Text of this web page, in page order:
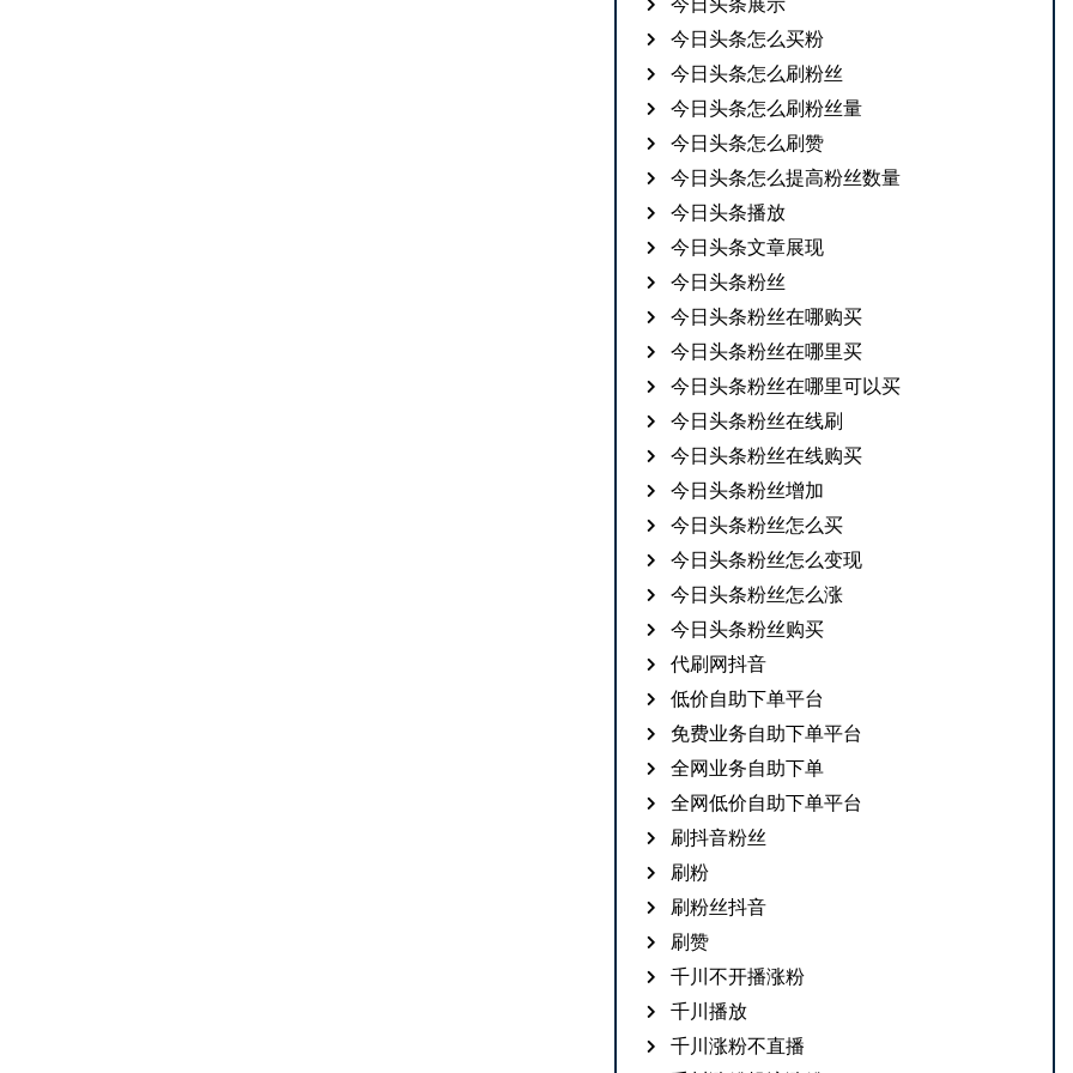
今日头条展示
今日头条怎么买粉
今日头条怎么刷粉丝
今日头条怎么刷粉丝量
今日头条怎么刷赞
今日头条怎么提高粉丝数量
今日头条播放
今日头条文章展现
今日头条粉丝
今日头条粉丝在哪购买
今日头条粉丝在哪里买
今日头条粉丝在哪里可以买
今日头条粉丝在线刷
今日头条粉丝在线购买
今日头条粉丝增加
今日头条粉丝怎么买
今日头条粉丝怎么变现
今日头条粉丝怎么涨
今日头条粉丝购买
代刷网抖音
低价自助下单平台
免费业务自助下单平台
全网业务自助下单
全网低价自助下单平台
刷抖音粉丝
刷粉
刷粉丝抖音
刷赞
千川不开播涨粉
千川播放
千川涨粉不直播